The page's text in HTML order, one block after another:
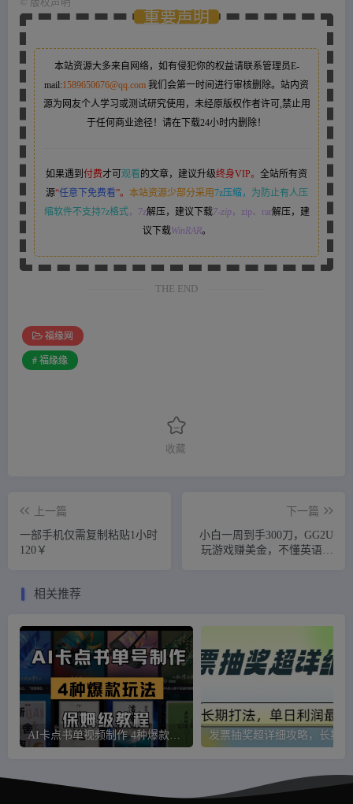
版权声明
重要声明
本站资源大多来自网络，如有侵犯你的权益请联系管理员E-
mail:1589650676@qq.com 我们会第一时间进行审核删除。站内资
源为网友个人学习或测试研究使用，未经原版权作者许可,禁止用
于任何商业途径！请在下载24小时内删除！
如果遇到 付费才可 观看 的文章，建议升级终身VIP。 全站所有资
源“任意下免费看”。 本站资源少部分采用7z压缩，
为防止有人压
缩软件不支持7z格式，7z解压，建议下载7-zip，zip、rar解压，建
议下载WinRAR。
THE END
福缘网
# 福缘缘
收藏
上一篇
一部手机仅需复制粘贴1小时
120￥
下一篇
小白一周到手300刀，GG2U
玩游戏赚美金，不懂英语也
相关推荐